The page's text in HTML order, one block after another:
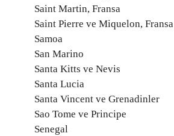
Saint Martin, Fransa
Saint Pierre ve Miquelon, Fransa
Samoa
San Marino
Santa Kitts ve Nevis
Santa Lucia
Santa Vincent ve Grenadinler
Sao Tome ve Principe
Senegal